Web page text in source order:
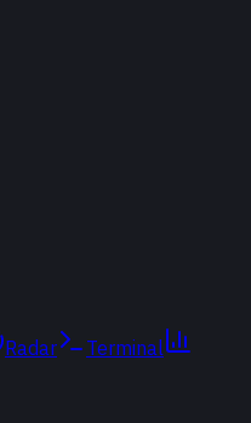
Radar
Terminal